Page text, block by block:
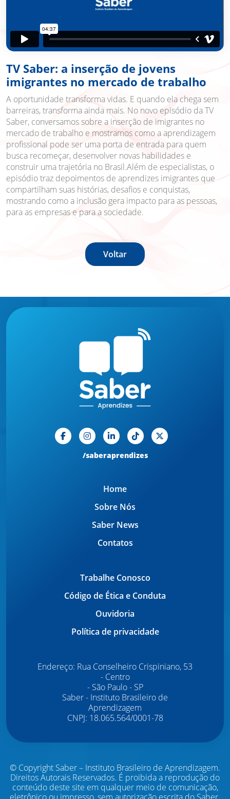
TV Saber: a inserção de jovens
imigrantes no mercado de trabalho
A oportunidade transforma vidas. E quando ela chega sem
barreiras, transforma ainda mais. No novo episódio da TV
Saber, conversamos sobre a inserção de imigrantes no
mercado de trabalho e mostramos como a aprendizagem
profissional pode ser uma porta de entrada para quem
busca recomeçar, desenvolver novas habilidades e
construir uma trajetória no Brasil.Além de especialistas, o
episódio traz depoimentos de aprendizes imigrantes que
compartilham suas histórias, desafios e conquistas,
mostrando como a inclusão gera impacto para as pessoas,
para as empresas e para a sociedade.
Voltar
/saberaprendizes
Home
Sobre Nós
Saber News
Contatos
Trabalhe Conosco
Código de Ética e Conduta
Ouvidoria
Política de privacidade
Endereço: Rua Conselheiro Crispiniano, 53
- Centro
- São Paulo - SP
Saber - Instituto Brasileiro de
Aprendizagem
CNPJ: 18.065.564/0001-78
© Copyright Saber – Instituto Brasileiro de Aprendizagem.
Direitos Autorais Reservados. É proibida a reprodução do
conteúdo deste site em qualquer meio de comunicação,
eletrônico ou impresso, sem autorização escrita do Saber.